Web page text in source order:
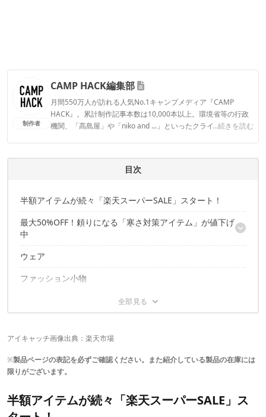
制作者
CAMP HACK編集部
月間550万人が訪れる人気No.1キャンプメディア『CAMP
HACK』。累計制作記事本数は10,000本以上。環境省等の行政
機関、「髙島屋」や「niko and ...」といったクライアントとの
...続きを読む
CAMP HACK編集部のプロフィール
目次
半額アイテムが続々「楽天スーパーSALE」スタート！
最大50%OFF！頼りになる「寒さ対策アイテム」が値下げ
中
ナンガ、NEMO、ザ・ノース・フェイスをピックアップ！
ウェア
ファッション小物
アイキャッチ画像出典：楽天市場
※製品ページの表記を必ずご確認ください。また紹介している製品の在庫には
限りがございます。
半額アイテムが続々「楽天スーパーSALE」ス